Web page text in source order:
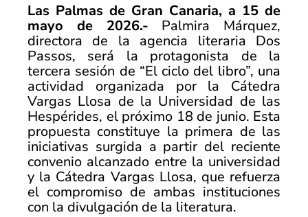
Las Palmas de Gran Canaria, a 15 de
mayo de 2026.- Palmira Márquez,
directora de la agencia literaria Dos
Passos, será la protagonista de la
tercera sesión de “El ciclo del libro”, una
actividad organizada por la Cátedra
Vargas Llosa de la Universidad de las
Hespérides, el próximo 18 de junio. Esta
propuesta constituye la primera de las
iniciativas surgida a partir del reciente
convenio alcanzado entre la universidad
y la Cátedra Vargas Llosa, que refuerza
el compromiso de ambas instituciones
con la divulgación de la literatura.